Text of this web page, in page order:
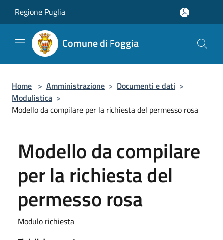
Regione Puglia
Comune di Foggia
Home > Amministrazione > Documenti e dati >
Modulistica >
Modello da compilare per la richiesta del permesso rosa
Modello da compilare
per la richiesta del
permesso rosa
Modulo richiesta